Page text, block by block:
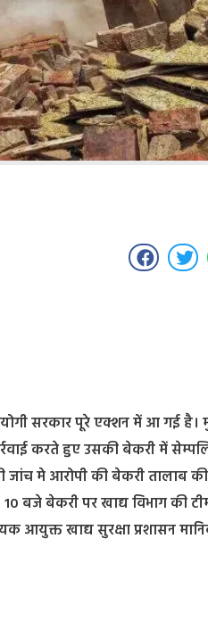
सरकार पूरे एक्शन में आ गई है।
करते हुए उसकी बेकरी में
जांच मे आरोपी की बेकरी तालाब
बजे बेकरी पर खाद्य विभाग की
खाद्य सुरक्षा प्रशासन